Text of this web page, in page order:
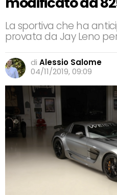
La sportiva che ha
provata da Jay Leno
di Alessio Salome
04/11/2019, 09:09